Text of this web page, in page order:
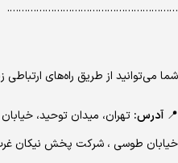
………………………………………………….
شما می‌توانید از طریق راه‌های ارتباطی
📍 آدرس: تهران، میدان توحید،
خیابان طوسی ، شرکت پخش نیکان